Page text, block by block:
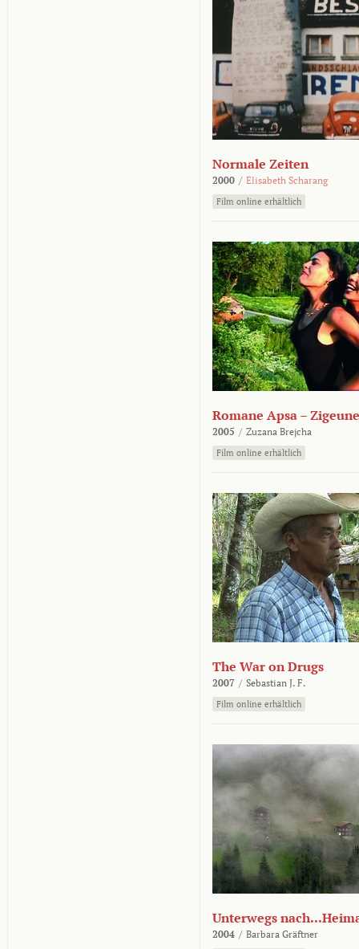
Normale Zeiten
2000 / Elisabeth Scharang
Film online erhältlich
Romane Apsa –
2005 / Zuzana Brejcha
Film online erhältlich
The War on Drugs
2007 / Sebastian J. F.
Film online erhältlich
Unterwegs
2004 / Barbara Gräftner